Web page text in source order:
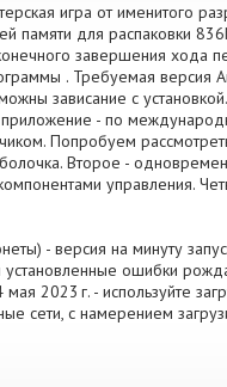
игра от именитого
памяти для распаковки
завершения хода
. Требуемая версия
зависание с
- по
Попробуем
Второе -
управления.
- версия на минуту
ошибки
2023 г. - используйте
сети, с намерением